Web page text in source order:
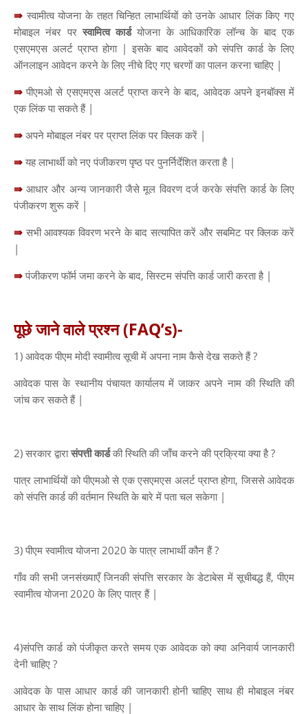
⇛ स्वामीत्व योजना के तहत चिन्हित लाभार्थियों को उनके आधार लिंक किए गए
मोबाइल नंबर पर स्वामित्व कार्डयोजना के आधिकारिक लॉन्च के बाद एक
एसएमएस अलर्ट प्राप्त होगा | इसके बाद आवेदकों को संपत्ति कार्ड के लिए
ऑनलाइन आवेदन करने के लिए नीचे दिए गए चरणों का पालन करना चाहिए |
⇛पीएमओ से एसएमएस अलर्ट प्राप्त करने के बाद, आवेदक अपने इनबॉक्स में
एक लिंक पा सकते हैं |
⇛ अपने मोबाइल नंबर पर प्राप्त लिंक पर क्लिक करें |
⇛ यह लाभार्थी को नए पंजीकरण पृष्ठ पर पुनर्निर्देशित करता है |
⇛आधार और अन्य जानकारी जैसे मूल विवरण दर्ज करके संपत्ति कार्ड के लिए
पंजीकरण शुरू करें |
⇛ सभी आवश्यक विवरण भरने के बाद सत्यापित करें और सबमिट पर क्लिक करें
|
⇛ पंजीकरण फॉर्म जमा करने के बाद, सिस्टम संपत्ति कार्ड जारी करता है |
पूछे जाने वाले प्रश्न (FAQ’s)-
1) आवेदक पीएम मोदी स्वामीत्व सूची में अपना नाम कैसे देख सकते हैं ?
आवेदक पास के स्थानीय पंचायत कार्यालय में जाकर अपने नाम की स्थिति की
जांच कर सकते हैं |
2) सरकार द्वारासंपत्ती कार्डकी स्थिति की जाँच करने की प्रक्रिया क्या है ?
पात्र लाभार्थियों को पीएमओ से एक एसएमएस अलर्ट प्राप्त होगा, जिससे आवेदक
को संपत्ति कार्ड की वर्तमान स्थिति के बारे में पता चल सकेगा |
3) पीएम स्वामीत्व योजना 2020 के पात्र लाभार्थी कौन हैं ?
गाँव की सभी जनसंख्याएँ जिनकी संपत्ति सरकार के डेटाबेस में सूचीबद्ध हैं, पीएम
स्वामीत्व योजना 2020 के लिए पात्र हैं |
4)संपत्ति कार्ड को पंजीकृत करते समय एक आवेदक को क्या अनिवार्य जानकारी
देनी चाहिए ?
आवेदक के पास आधार कार्ड की जानकारी होनी चाहिए साथ ही मोबाइल नंबर
आधार के साथ लिंक होना चाहिए |